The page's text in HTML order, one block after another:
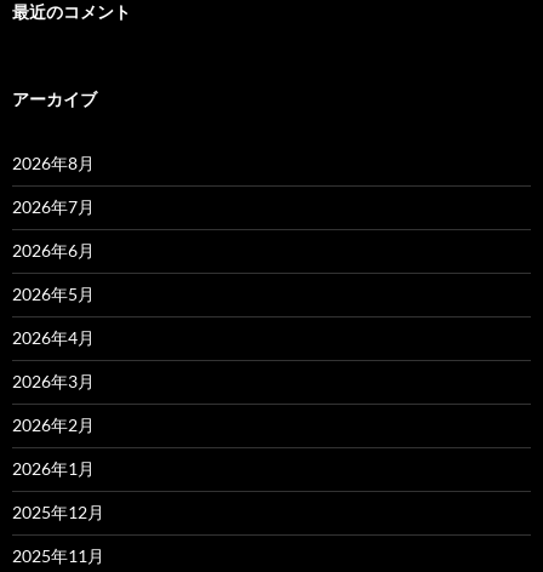
最近のコメント
アーカイブ
2026年8月
2026年7月
2026年6月
2026年5月
2026年4月
2026年3月
2026年2月
2026年1月
2025年12月
2025年11月